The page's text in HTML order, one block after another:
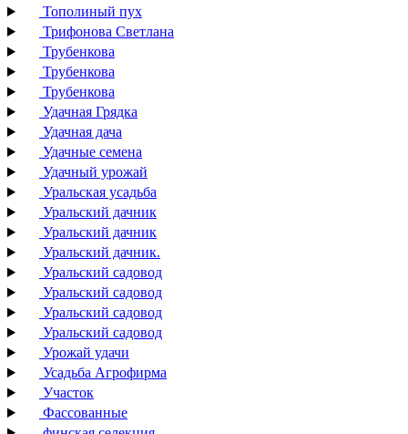
Тополиный пух
Трифонова Светлана
Трубенкова
Трубенкова
Трубенкова
Удачная Грядка
Удачная дача
Удачные семена
Удачный урожай
Уральская усадьба
Уральский дачник
Уральский дачник
Уральский дачник.
Уральский садовод
Уральский садовод
Уральский садовод
Уральский садовод
Урожай удачи
Усадьба Агрофирма
Участок
Фассованные